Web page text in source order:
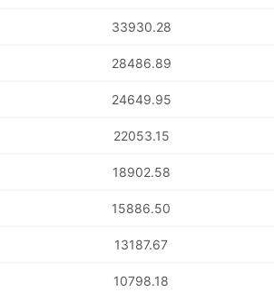
33930.28
28486.89
24649.95
22053.15
18902.58
15886.50
13187.67
10798.18